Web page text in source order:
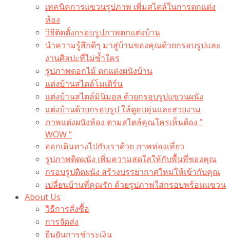
เทคนิคการแขวนรูปภาพ เพิ่มสไตล์ในการตกแต่ง
ห้อง
วิธีติดตั้งกรอบรูปภาพตกแต่งบ้าน
นำความรู้สึกดีๆ มาสู่บ้านของคุณด้วยกรอบรูปและ
งานศิลปะที่ไม่ซ้ำใคร
รูปภาพดอกไม้ ตกแต่งผนังบ้าน
แต่งบ้านสไตล์โมเดิร์น
แต่งบ้านสไตล์มินิมอล ด้วยกรอบรูปแขวนผนัง
แต่งบ้านด้วยกรอบรูป ให้ดูอบอุ่นและสวยงาม
ภาพแต่งผนังห้อง ตามสไตล์คุณใครเห็นต้อง ”
WOW “
ออกเดินทางไปกับเราด้วย ภาพท่องเที่ยว
รูปภาพติดผนัง เพิ่มความสดใสให้กับพื้นที่ของคุณ
กรอบรูปติดผนัง สร้างบรรยากาศใหม่ให้เข้ากับคุณ
เปลี่ยนบ้านที่คุณรัก ด้วยรูปภาพใส่กรอบพร้อมแขวน​
About Us
วิธีการสั่งซื้อ
การจัดส่ง
ยืนยันการชำระเงิน